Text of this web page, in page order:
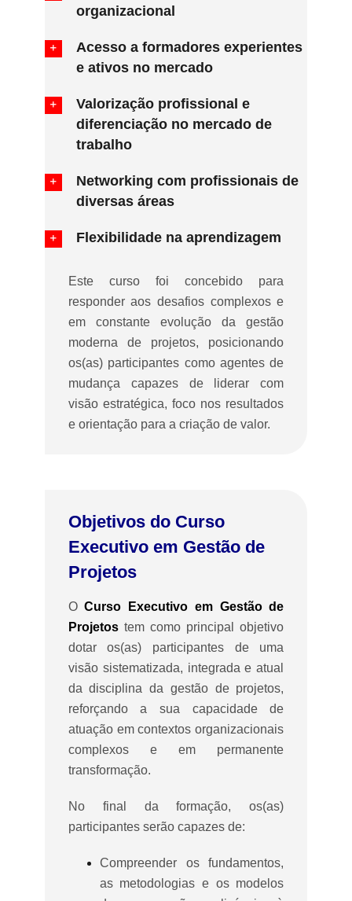
organizacional
Acesso a formadores experientes
e ativos no mercado
Valorização profissional e
diferenciação no mercado de
trabalho
Networking com profissionais de
diversas áreas
Flexibilidade na aprendizagem
Este curso foi concebido para
responder aos desafios complexos e
em constante evolução da gestão
moderna de projetos, posicionando
os(as) participantes como agentes de
mudança capazes de liderar com
visão estratégica, foco nos resultados
e orientação para a criação de valor.
Objetivos do Curso
Executivo em Gestão de
Projetos
OCurso Executivo em Gestão de
Projetostem como principal objetivo
dotar os(as) participantes de uma
visão sistematizada, integrada e atual
da disciplina da gestão de projetos,
reforçando a sua capacidade de
atuação em contextos organizacionais
complexos e em permanente
transformação.
No final da formação, os(as)
participantes serão capazes de:
Compreender os fundamentos,
as metodologias e os modelos